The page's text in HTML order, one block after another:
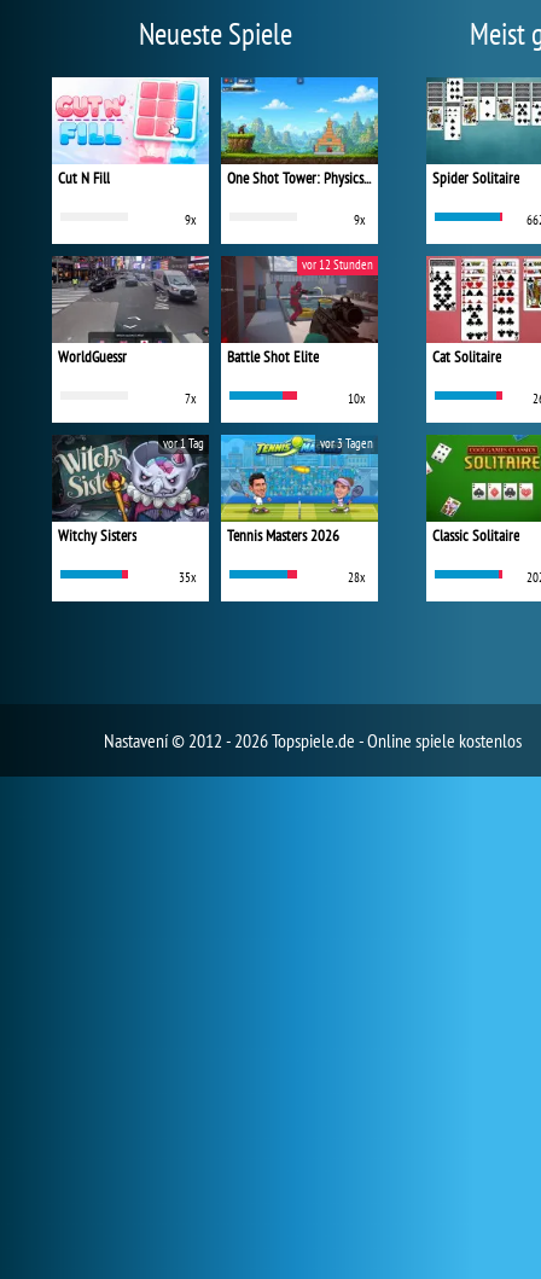
Neueste Spiele
Cut N Fill
9x
One Shot Tower: Physics Destroyer
9x
WorldGuessr
7x
Battle Shot Elite
10x
vor 12 Stunden
Witchy Sisters
35x
vor 1 Tag
Tennis Masters 2026
28x
vor 3 Tagen
Meist
Spider Solitaire
Cat Solitaire
Classic Solitaire
Nastavení© 2012 - 2026 Topspiele.de - Online spiele kostenlos